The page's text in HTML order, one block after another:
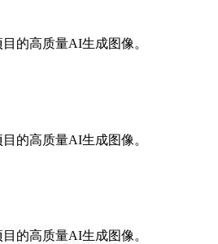
的高质量AI生成图像。
的高质量AI生成图像。
的高质量AI生成图像。